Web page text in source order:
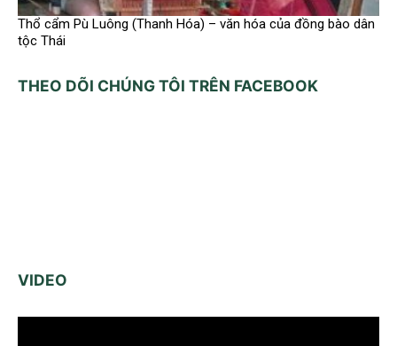
Thổ cẩm Pù Luông (Thanh Hóa) – văn hóa của đồng bào dân
tộc Thái
THEO DÕI CHÚNG TÔI TRÊN FACEBOOK
VIDEO